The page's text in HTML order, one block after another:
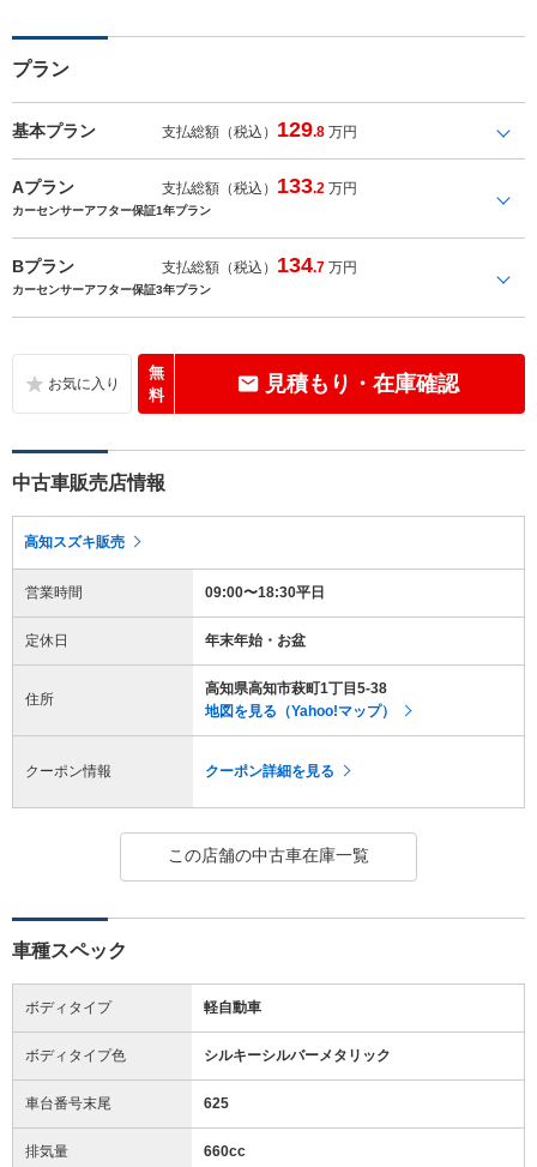
プラン
基本プラン 支払総額（税込） 129.8 万円
Aプラン 支払総額（税込） 133.2 万円
カーセンサーアフター保証1年プラン
Bプラン 支払総額（税込） 134.7 万円
カーセンサーアフター保証3年プラン
無
料
見積もり・在庫確認
中古車販売店情報
高知スズキ販売
営業時間 09:00〜18:30平日
定休日 年末年始・お盆
住所
高知県高知市萩町1丁目5-38
地図を見る（Yahoo!マップ）
クーポン情報 クーポン詳細を見る
この店舗の中古車在庫一覧
車種スペック
ボディタイプ 軽自動車
ボディタイプ色 シルキーシルバーメタリック
車台番号末尾 625
排気量 660cc